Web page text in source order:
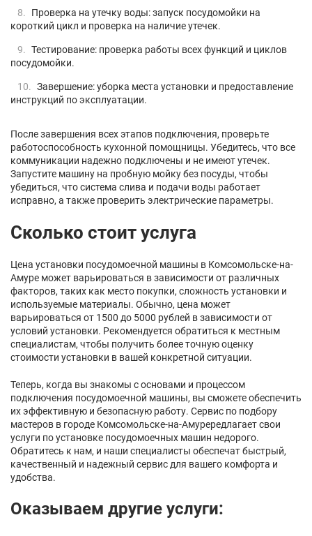
Проверка на утечку воды: запуск посудомойки на
короткий цикл и проверка на наличие утечек.
Тестирование: проверка работы всех функций и циклов
посудомойки.
Завершение: уборка места установки и предоставление
инструкций по эксплуатации.
После завершения всех этапов подключения, проверьте
работоспособность кухонной помощницы. Убедитесь, что все
коммуникации надежно подключены и не имеют утечек.
Запустите машину на пробную мойку без посуды, чтобы
убедиться, что система слива и подачи воды работает
исправно, а также проверить электрические параметры.
Сколько стоит услуга
Цена установки посудомоечной машины в Комсомольске-на-
Амуре может варьироваться в зависимости от различных
факторов, таких как место покупки, сложность установки и
используемые материалы. Обычно, цена может
варьироваться от 1500 до 5000 рублей в зависимости от
условий установки. Рекомендуется обратиться к местным
специалистам, чтобы получить более точную оценку
стоимости установки в вашей конкретной ситуации.
Теперь, когда вы знакомы с основами и процессом
подключения посудомоечной машины, вы сможете обеспечить
их эффективную и безопасную работу. Сервис по подбору
мастеров в городе Комсомольске-на-Амурередлагает свои
услуги по установке посудомоечных машин недорого.
Обратитесь к нам, и наши специалисты обеспечат быстрый,
качественный и надежный сервис для вашего комфорта и
удобства.
Оказываем другие услуги: